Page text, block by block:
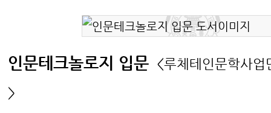
인문테크놀로지 입문 <루체테인문학사
>